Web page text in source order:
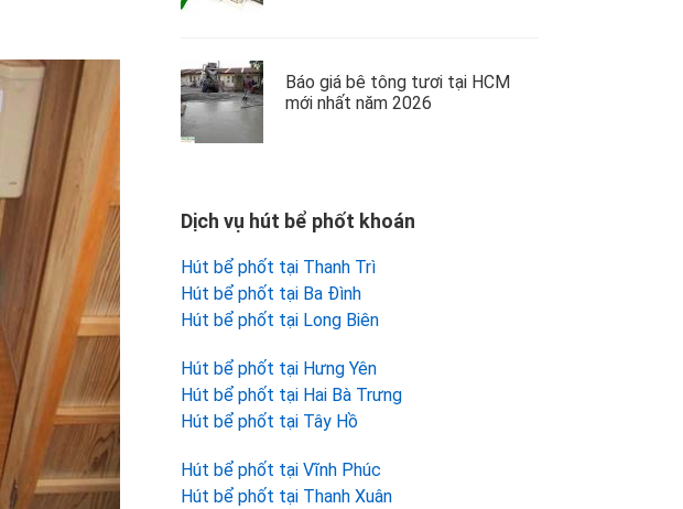
Báo giá bê tông tươi tại HCM
mới nhất năm 2026
Dịch vụ hút bể phốt khoán
Hút bể phốt tại Thanh Trì
Hút bể phốt tại Ba Đình
Hút bể phốt tại Long Biên
Hút bể phốt tại Hưng Yên
Hút bể phốt tại Hai Bà Trưng
Hút bể phốt tại Tây Hồ
Hút bể phốt tại Vĩnh Phúc
Hút bể phốt tại Thanh Xuân